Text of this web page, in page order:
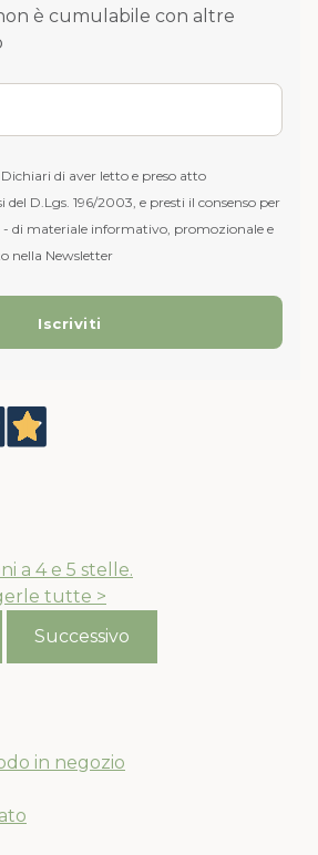
è cumulabile con altre
di aver letto e preso atto
del D.Lgs. 196/2003, e presti il consenso per
di materiale informativo, promozionale e
nella Newsletter
a 4 e 5 stelle.
tutte >
Successivo
in negozio